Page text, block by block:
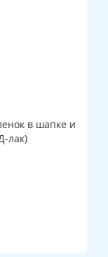
в шапке и
лак)